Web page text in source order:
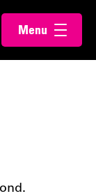
Menu
openen